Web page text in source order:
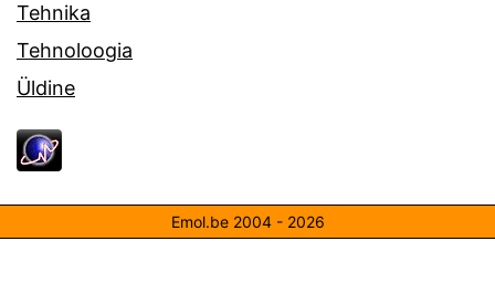
Tehnika
Tehnoloogia
Üldine
Emol.be 2004 - 2026